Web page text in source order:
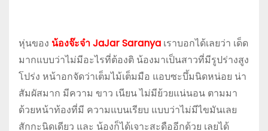
หุ่นของ น้องจ๊ะจ๋า JaJar Saranya เราบอกได้เลยว่า เด็ด
มากแบบว่าไม่มีอะไรที่ต้องติ น้องมาเป็นสาวที่มีรูปร่างสูง
โปร่ง หน้าอกจัดว่าเต็มไม้เต็มมือ แอบซะบึ้มนิดหน่อย น่า
สัมผัสมาก มีความ ขาว เนียน ไม่มีย้วยแน่นอน ตามมา
ด้วยหน้าท้องที่มี ความแบนเรียบ แบบว่าไม่มีไขมันเลย
สักกะนิดเดียว และ น้องก็ได้เจาะสะดืออีกด้วย เลยได้